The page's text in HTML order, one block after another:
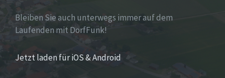
Bleiben Sie auch unterwegs immer auf dem
Laufenden mit DorfFunk!
Jetzt laden für iOS & Android